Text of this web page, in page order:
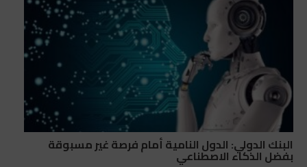
البنك الدولي: الدول النامية أمام فرصة غير مسبوقة
بفضل الذكاء الاصطناعي